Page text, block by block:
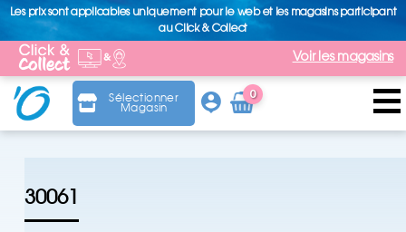
Les prix sont applicables uniquement pour le web et les magasins participant
au Click & Collect
Voir les magasins
Sélectionner
Magasin
0
Arti
cle
30061